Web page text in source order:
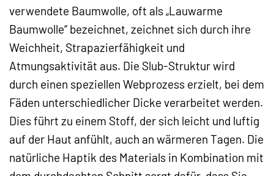
verwendete Baumwolle, oft als „Lauwarme
Baumwolle“ bezeichnet, zeichnet sich durch ihre
Weichheit, Strapazierfähigkeit und
Atmungsaktivität aus. Die Slub-Struktur wird
durch einen speziellen Webprozess erzielt, bei dem
Fäden unterschiedlicher Dicke verarbeitet werden.
Dies führt zu einem Stoff, der sich leicht und luftig
auf der Haut anfühlt, auch an wärmeren Tagen. Die
natürliche Haptik des Materials in Kombination mit